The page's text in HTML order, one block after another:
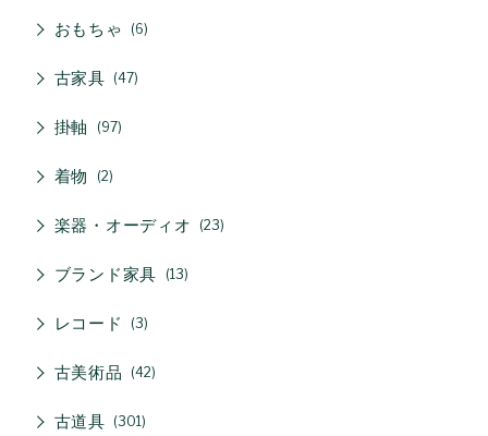
おもちゃ 6
古家具 47
掛軸 97
着物 2
楽器・オーディオ 23
ブランド家具 13
レコード 3
古美術品 42
古道具 301